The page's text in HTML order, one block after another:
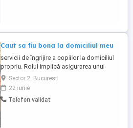
Caut sa fiu bona la domiciliul meu
servicii de îngrijire a copiilor la domiciliul
propriu. Rolul implică asigurarea unui
mediu sigur, stimulant și afectuos pentru
copii, adaptat nevoilor specifice ale
fiecărui copil. Responsabilitățile principale
includ supravegherea activităților zilnice,
Sector 2, Bucuresti
22 iunie
Telefon validat